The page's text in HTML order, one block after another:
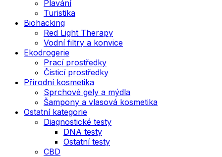
Plavání
Turistika
Biohacking
Red Light Therapy
Vodní filtry a konvice
Ekodrogerie
Prací prostředky
Čisticí prostředky
Přírodní kosmetika
Sprchové gely a mýdla
Šampony a vlasová kosmetika
Ostatní kategorie
Diagnostické testy
DNA testy
Ostatní testy
CBD